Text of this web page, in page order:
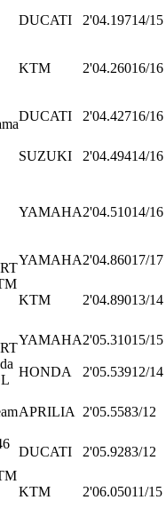
DUCATI 2'04.19714/15
KTM 2'04.26016/16
DUCATI 2'04.42716/16
SUZUKI 2'04.49414/16
YAMAHA2'04.51014/16
YAMAHA2'04.86017/17
KTM 2'04.89013/14
YAMAHA2'05.31015/15
HONDA 2'05.53912/14
APRILIA 2'05.5583/12
DUCATI 2'05.9283/12
KTM 2'06.05011/15